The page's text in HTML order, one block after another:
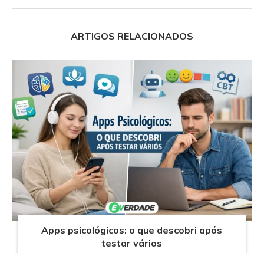
ARTIGOS RELACIONADOS
Apps psicológicos: o que descobri após
testar vários